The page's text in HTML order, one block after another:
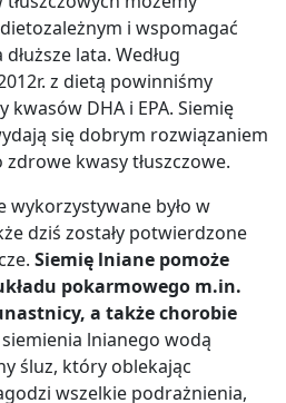
i wspomagać
lata. Według
z dietą powinniśmy
DHA i EPA. Siemię
się dobrym rozwiązaniem
kwasy tłuszczowe.
wykorzystywane było w
dziś zostały potwierdzone
Siemię lniane pomoże
pokarmowego m.in.
a także chorobie
lnianego wodą
śluz, który oblekając
wszelkie podrażnienia,